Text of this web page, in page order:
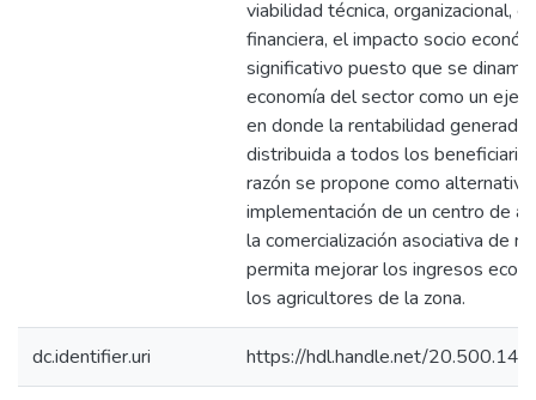
viabilidad técnica, organizacional,
financiera, el impacto socio
significativo puesto que se
economía del sector como un eje
en donde la rentabilidad generada
distribuida a todos los
razón se propone como
implementación de un centro de
la comercialización asociativa de
permita mejorar los ingresos
los agricultores de la zona.
dc.identifier.uri https://hdl.handle.net/